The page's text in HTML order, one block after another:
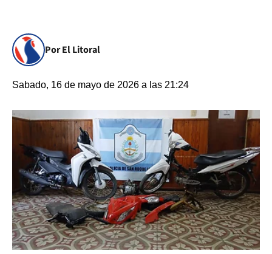
Por El Litoral
Sabado, 16 de mayo de 2026 a las 21:24